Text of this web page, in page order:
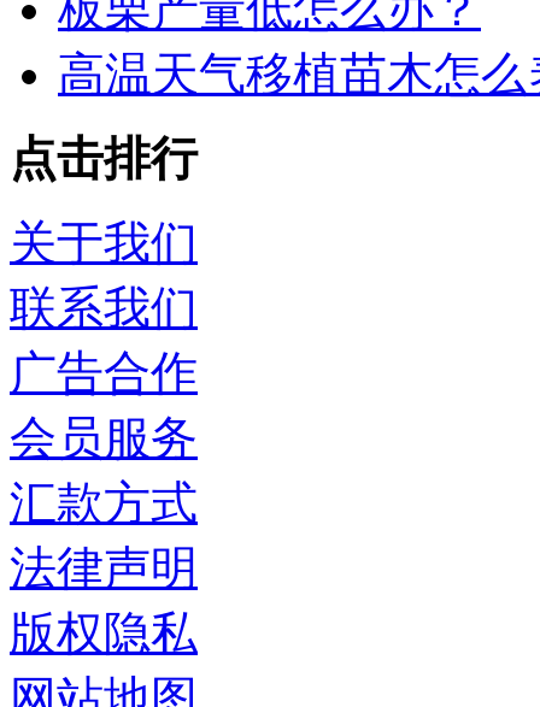
高温天气移植苗木怎
点击排行
关于我们
联系我们
广告合作
会员服务
汇款方式
法律声明
版权隐私